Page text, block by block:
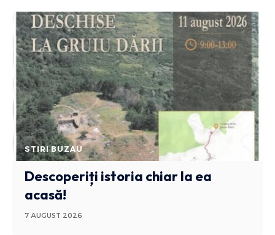
STIRI BUZAU
Descoperiți istoria chiar la ea
acasă!
7 AUGUST 2026